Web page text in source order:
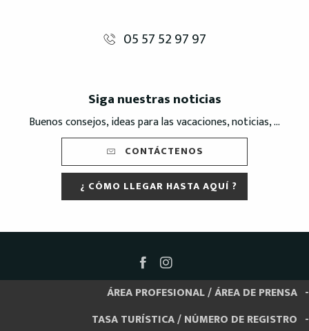
05 57 52 97 97
Siga nuestras noticias
Buenos consejos, ideas para las vacaciones, noticias, ...
CONTÁCTENOS
¿ CÓMO LLEGAR HASTA AQUÍ ?
ÁREA PROFESIONAL / ÁREA DE PRENSA
TASA TURÍSTICA / NÚMERO DE REGISTRO